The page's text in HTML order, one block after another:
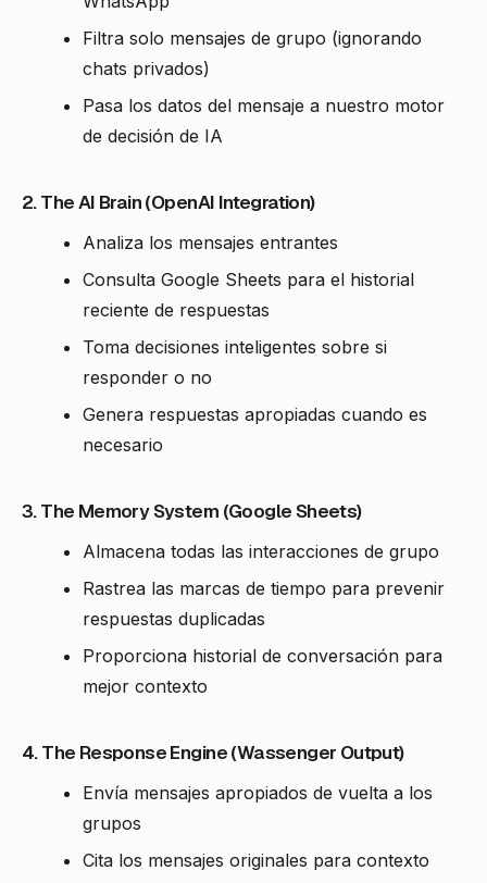
Filtra solo mensajes de grupo (ignorando
chats privados)
Pasa los datos del mensaje a nuestro motor
de decisión de IA
2. The AI Brain (OpenAI Integration)
Analiza los mensajes entrantes
Consulta Google Sheets para el historial
reciente de respuestas
Toma decisiones inteligentes sobre si
responder o no
Genera respuestas apropiadas cuando es
necesario
3. The Memory System (Google Sheets)
Almacena todas las interacciones de grupo
Rastreа las marcas de tiempo para prevenir
respuestas duplicadas
Proporciona historial de conversación para
mejor contexto
4. The Response Engine (Wassenger Output)
Envía mensajes apropiados de vuelta a los
grupos
Cita los mensajes originales para contexto